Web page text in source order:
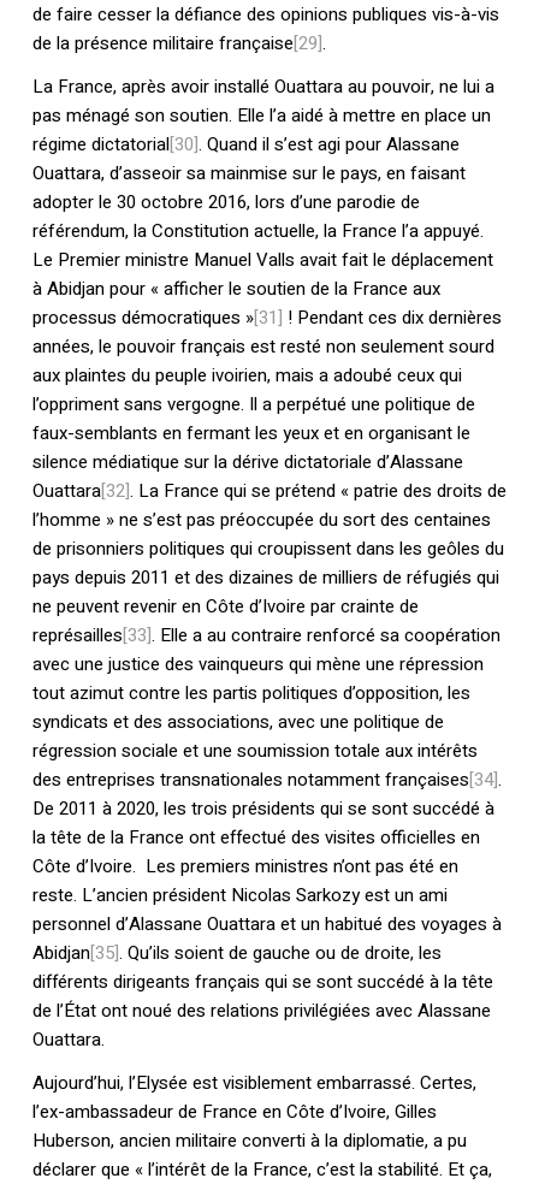
de faire cesser la défiance des opinions publiques vis-à-vis
de la présence militaire française[29].
La France, après avoir installé Ouattara au pouvoir, ne lui a
pas ménagé son soutien. Elle l’a aidé à mettre en place un
régime dictatorial[30]. Quand il s’est agi pour Alassane
Ouattara, d’asseoir sa mainmise sur le pays, en faisant
adopter le 30 octobre 2016, lors d’une parodie de
référendum, la Constitution actuelle, la France l’a appuyé.
Le Premier ministre Manuel Valls avait fait le déplacement
à Abidjan pour « afficher le soutien de la France aux
processus démocratiques »[31] ! Pendant ces dix dernières
années, le pouvoir français est resté non seulement sourd
aux plaintes du peuple ivoirien, mais a adoubé ceux qui
l’oppriment sans vergogne. Il a perpétué une politique de
faux-semblants en fermant les yeux et en organisant le
silence médiatique sur la dérive dictatoriale d’Alassane
Ouattara[32]. La France qui se prétend « patrie des droits de
l’homme » ne s’est pas préoccupée du sort des centaines
de prisonniers politiques qui croupissent dans les geôles du
pays depuis 2011 et des dizaines de milliers de réfugiés qui
ne peuvent revenir en Côte d’Ivoire par crainte de
représailles[33]. Elle a au contraire renforcé sa coopération
avec une justice des vainqueurs qui mène une répression
tout azimut contre les partis politiques d’opposition, les
syndicats et des associations, avec une politique de
régression sociale et une soumission totale aux intérêts
des entreprises transnationales notamment françaises[34].
De 2011 à 2020, les trois présidents qui se sont succédé à
la tête de la France ont effectué des visites officielles en
Côte d’Ivoire. Les premiers ministres n’ont pas été en
reste. L’ancien président Nicolas Sarkozy est un ami
personnel d’Alassane Ouattara et un habitué des voyages à
Abidjan[35]. Qu’ils soient de gauche ou de droite, les
différents dirigeants français qui se sont succédé à la tête
de l’État ont noué des relations privilégiées avec Alassane
Ouattara.
Aujourd’hui, l’Elysée est visiblement embarrassé. Certes,
l’ex-ambassadeur de France en Côte d’Ivoire, Gilles
Huberson, ancien militaire converti à la diplomatie, a pu
déclarer que « l’intérêt de la France, c’est la stabilité. Et ça,